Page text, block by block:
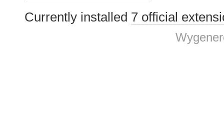
Currently installed 7 official